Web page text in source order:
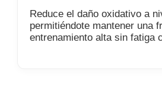
Reduce el daño oxidativo a
permitiéndote mantener una
entrenamiento alta sin fatiga